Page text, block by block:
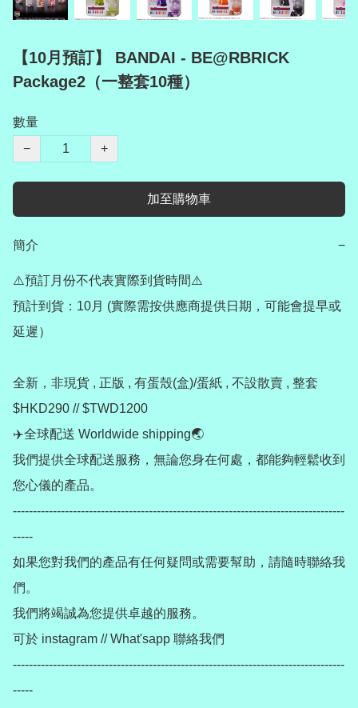
【10月預訂】 BANDAI - BE@RBRICK
Package2（一整套10種）
數量
−
+
加至購物車
簡介 −
⚠️預訂月份不代表實際到貨時間⚠️
預計到貨：10月 (實際需按供應商提供日期，可能會提早或
延遲）
全新，非現貨 , 正版 , 有蛋殼(盒)/蛋紙 , 不設散賣 , 整套
$HKD290 // $TWD1200
✈️全球配送 Worldwide shipping🌏
我們提供全球配送服務，無論您身在何處，都能夠輕鬆收到
您心儀的產品。
-----------------------------------------------------------------------------------
-----
如果您對我們的產品有任何疑問或需要幫助，請隨時聯絡我
們。
我們將竭誠為您提供卓越的服務。
可於 instagram // What'sapp 聯絡我們
-----------------------------------------------------------------------------------
-----